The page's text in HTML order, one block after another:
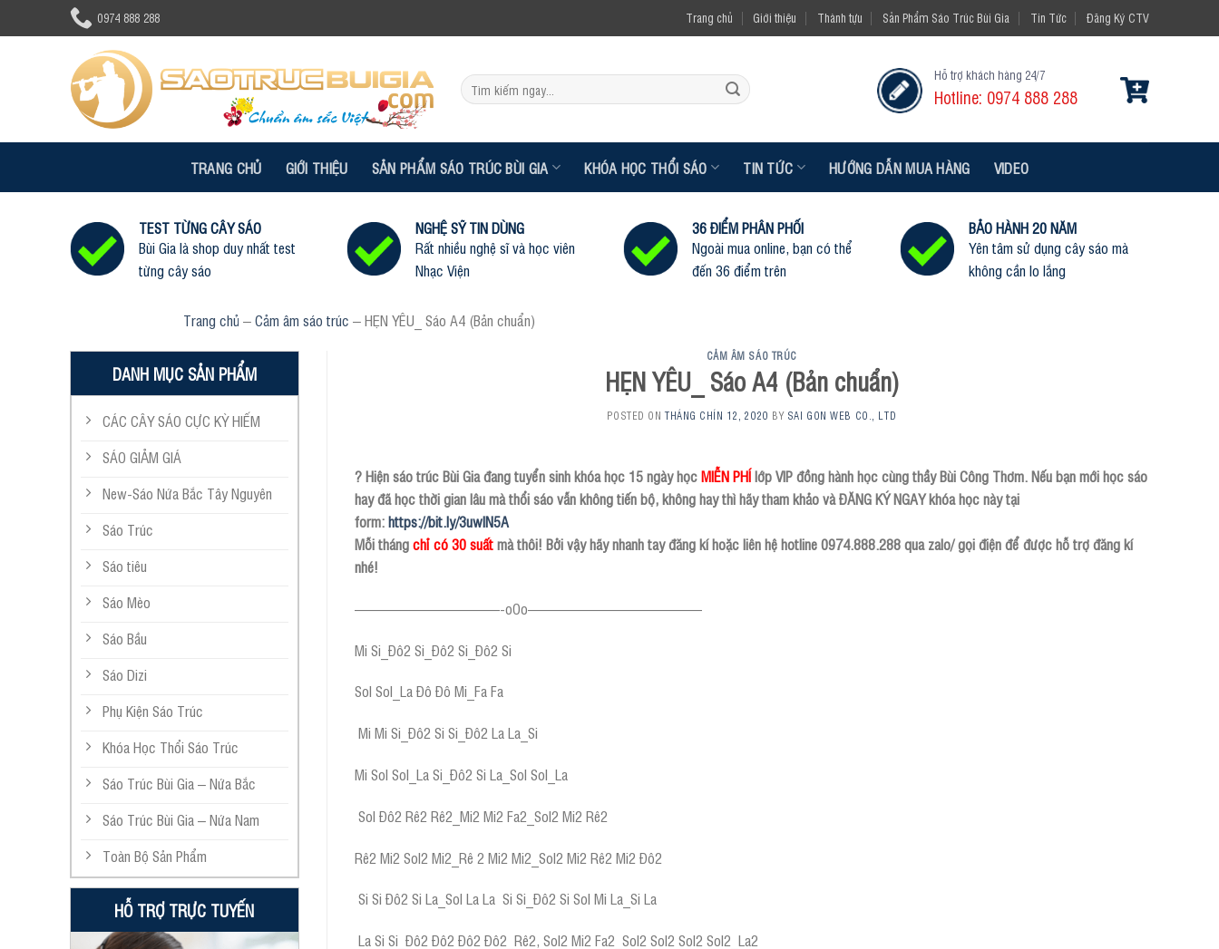
to
0974 888 288 Trang chủ Giới thiệu Thành tựu Sản Phẩm Sáo Trúc Bùi Gia Tin Tức Đăng Ký CTV
Tìm
kiếm:
Hỗ trợ khách hàng 24/7
Hotline: 0974 888 288
TRANG CHỦ GIỚI THIỆU SẢN PHẨM SÁO TRÚC BÙI GIA KHÓA HỌC THỔI SÁO TIN TỨC HƯỚNG DẪN MUA HÀNG VIDEO
TEST TỪNG CÂY SÁO
Bùi Gia là shop duy nhất test
từng cây sáo
NGHỆ SỸ TIN DÙNG
Rất nhiều nghệ sĩ và học viên
Nhạc Viện
36 ĐIỂM PHÂN PHỐI
Ngoài mua online, bạn có thể
đến 36 điểm trên
BẢO HÀNH 20 NĂM
Yên tâm sử dụng cây sáo mà
không cần lo lắng
Trang chủ –Cảm âm sáo trúc –HẸN YÊU_ Sáo A4 (Bản chuẩn)
DANH MỤC SẢN PHẨM
CÁC CÂY SÁO CỰC KỲ HIẾM
SÁO GIẢM GIÁ
New-Sáo Nứa Bắc Tây Nguyên
Sáo Trúc
Sáo tiêu
Sáo Mèo
Sáo Bầu
Sáo Dizi
Phụ Kiện Sáo Trúc
Khóa Học Thổi Sáo Trúc
Sáo Trúc Bùi Gia – Nứa Bắc
Sáo Trúc Bùi Gia – Nứa Nam
Toàn Bộ Sản Phẩm
HỖ TRỢ TRỰC TUYẾN
CẢM ÂM SÁO TRÚC
HẸN YÊU_ Sáo A4 (Bản chuẩn)
POSTED ON THÁNG CHÍN 12, 2020 BY SAI GON WEB CO., LTD
? Hiện sáo trúc Bùi Gia đang tuyển sinh khóa học 15 ngày họcMIỄN PHÍlớp VIP đồng hành học cùng thầy Bùi Công Thơm. Nếu bạn mới học sáo
hay đã học thời gian lâu mà thổi sáo vẫn không tiến bộ, không hay thì hãy tham khảo và ĐĂNG KÝ NGAY khóa học này tại
form:https://bit.ly/3uwlN5A
Mỗi thángchỉ có 30 suấtmà thôi! Bởi vậy hãy nhanh tay đăng kí hoặc liên hệ hotline 0974.888.288 qua zalo/ gọi điện để được hỗ trợ đăng kí
nhé!
——————————-oOo————————————
Mi Si_Đô2 Si_Đô2 Si_Đô2 Si
Sol Sol_La Đô Đô Mi_Fa Fa
Mi Mi Si_Đô2 Si Si_Đô2 La La_Si
Mi Sol Sol_La Si_Đô2 Si La_Sol Sol_La
Sol Đô2 Rê2 Rê2_Mi2 Mi2 Fa2_Sol2 Mi2 Rê2
Rê2 Mi2 Sol2 Mi2_Rê 2 Mi2 Mi2_Sol2 Mi2 Rê2 Mi2 Đô2
Si Si Đô2 Si La_Sol La La Si Si_Đô2 Si Sol Mi La_Si La
La Si Si_Đô2 Đô2 Đô2 Đô2_Rê2, Sol2 Mi2 Fa2_Sol2 Sol2 Sol2 Sol2_La2